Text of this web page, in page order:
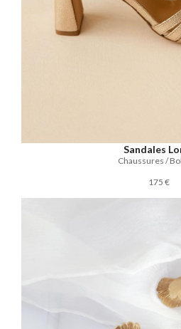
Sandales
Chaussures /
175 €